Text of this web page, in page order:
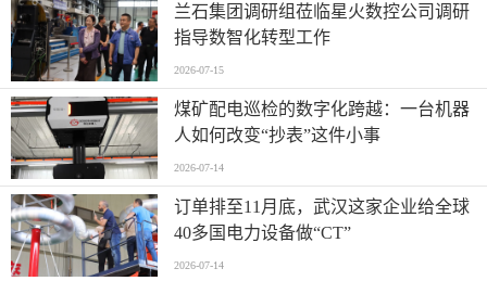
兰石集团调研组莅临星火数控公司调研
指导数智化转型工作
2026-07-15
煤矿配电巡检的数字化跨越：一台机器
人如何改变“抄表”这件小事
2026-07-14
订单排至11月底，武汉这家企业给全球
40多国电力设备做“CT”
2026-07-14